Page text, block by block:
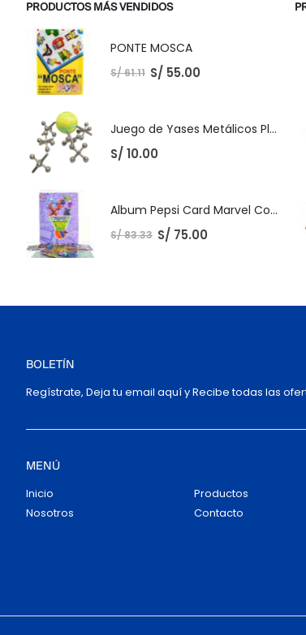
PRODUCTOS MÁS VENDIDOS
PONTE MOSCA
S/61.11 S/ 55.00
Juego de Yases Metálicos Plomos 6 Unidades + Pelota de Goma (En Bolsita Lista para Regalar)
S/ 10.00
Album Pepsi Card Marvel Completo
S/83.33 S/ 75.00
BOLETÍN
Regístrate, Deja tu email aquí y Recibe todas las
MENÚ
Inicio
Nosotros
Productos
Contacto